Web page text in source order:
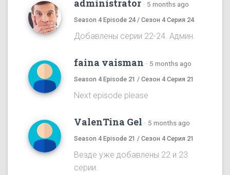
administrator · 5 months ago
Season 4 Episode 24 / Сезон 4 Серия 24
Добавлены серии 22-24. Админ.
faina vaisman · 5 months ago
Season 4 Episode 21 / Сезон 4 Серия 21
Next episode please
ValenTina Gel · 5 months ago
Season 4 Episode 21 / Сезон 4 Серия 21
Везде уже добавлены 22 и 23
серии.